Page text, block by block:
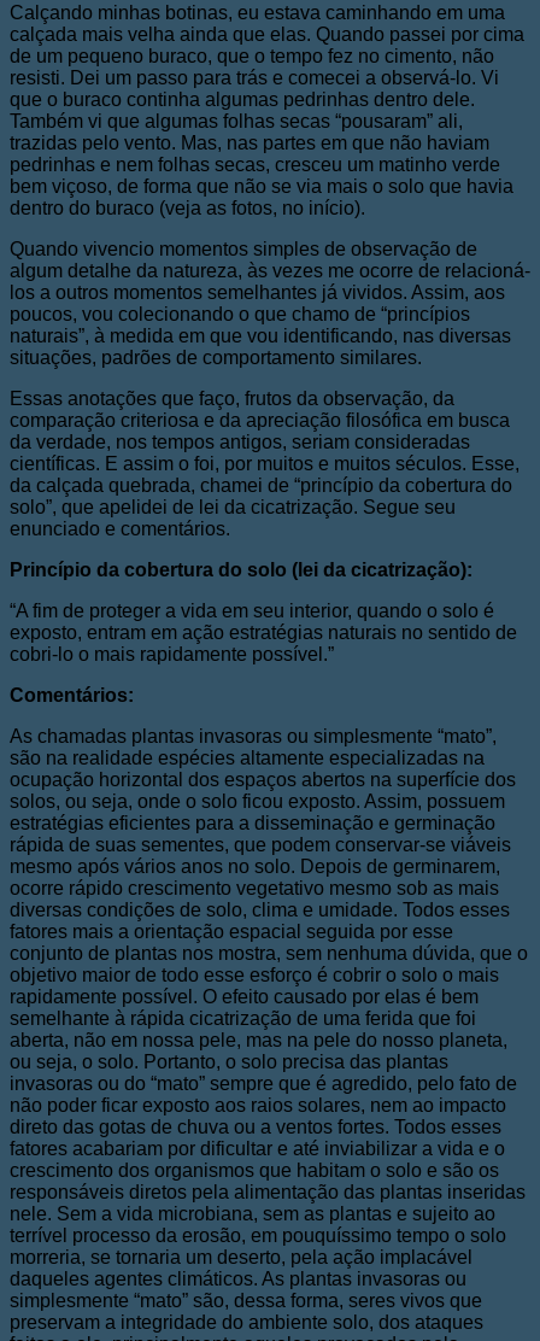
Calçando minhas botinas, eu estava caminhando em uma
calçada mais velha ainda que elas. Quando passei por cima
de um pequeno buraco, que o tempo fez no cimento, não
resisti. Dei um passo para trás e comecei a observá-lo. Vi
que o buraco continha algumas pedrinhas dentro dele.
Também vi que algumas folhas secas “pousaram” ali,
trazidas pelo vento. Mas, nas partes em que não haviam
pedrinhas e nem folhas secas, cresceu um matinho verde
bem viçoso, de forma que não se via mais o solo que havia
dentro do buraco (veja as fotos, no início).
Quando vivencio momentos simples de observação de
algum detalhe da natureza, às vezes me ocorre de relacioná-
los a outros momentos semelhantes já vividos. Assim, aos
poucos, vou colecionando o que chamo de “princípios
naturais”, à medida em que vou identificando, nas diversas
situações, padrões de comportamento similares.
Essas anotações que faço, frutos da observação, da
comparação criteriosa e da apreciação filosófica em busca
da verdade, nos tempos antigos, seriam consideradas
científicas. E assim o foi, por muitos e muitos séculos. Esse,
da calçada quebrada, chamei de “princípio da cobertura do
solo”, que apelidei de lei da cicatrização. Segue seu
enunciado e comentários.
Princípio da cobertura do solo (lei da cicatrização):
“A fim de proteger a vida em seu interior, quando o solo é
exposto, entram em ação estratégias naturais no sentido de
cobri-lo o mais rapidamente possível.”
Comentários:
As chamadas plantas invasoras ou simplesmente “mato”,
são na realidade espécies altamente especializadas na
ocupação horizontal dos espaços abertos na superfície dos
solos, ou seja, onde o solo ficou exposto. Assim, possuem
estratégias eficientes para a disseminação e germinação
rápida de suas sementes, que podem conservar-se viáveis
mesmo após vários anos no solo. Depois de germinarem,
ocorre rápido crescimento vegetativo mesmo sob as mais
diversas condições de solo, clima e umidade. Todos esses
fatores mais a orientação espacial seguida por esse
conjunto de plantas nos mostra, sem nenhuma dúvida, que o
objetivo maior de todo esse esforço é cobrir o solo o mais
rapidamente possível. O efeito causado por elas é bem
semelhante à rápida cicatrização de uma ferida que foi
aberta, não em nossa pele, mas na pele do nosso planeta,
ou seja, o solo. Portanto, o solo precisa das plantas
invasoras ou do “mato” sempre que é agredido, pelo fato de
não poder ficar exposto aos raios solares, nem ao impacto
direto das gotas de chuva ou a ventos fortes. Todos esses
fatores acabariam por dificultar e até inviabilizar a vida e o
crescimento dos organismos que habitam o solo e são os
responsáveis diretos pela alimentação das plantas inseridas
nele. Sem a vida microbiana, sem as plantas e sujeito ao
terrível processo da erosão, em pouquíssimo tempo o solo
morreria, se tornaria um deserto, pela ação implacável
daqueles agentes climáticos. As plantas invasoras ou
simplesmente “mato” são, dessa forma, seres vivos que
preservam a integridade do ambiente solo, dos ataques